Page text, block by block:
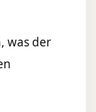
was der